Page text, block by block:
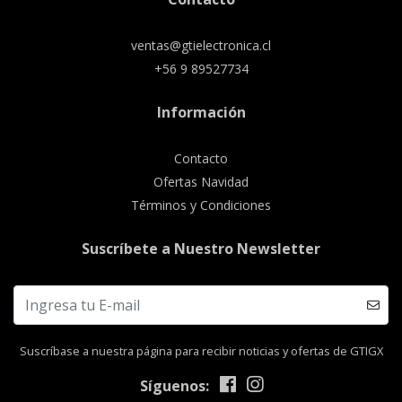
ventas@gtielectronica.cl
+56 9 89527734
Información
Contacto
Ofertas Navidad
Términos y Condiciones
Suscríbete a Nuestro Newsletter
Suscríbase a nuestra página para recibir noticias y ofertas de GTIGX
Síguenos: